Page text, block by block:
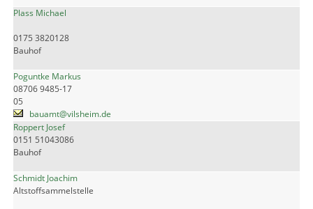
Plass Michael
0175 3820128
Bauhof
Poguntke Markus
08706 9485-17
05
bauamt@vilsheim.de
Roppert Josef
0151 51043086
Bauhof
Schmidt Joachim
Altstoffsammelstelle